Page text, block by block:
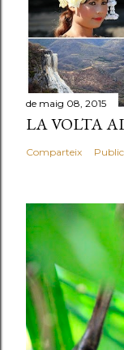
de maig 08, 2015
LA VOLTA
Comparteix